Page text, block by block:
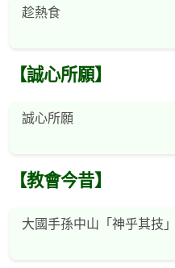
趁熱食
【誠心所願】
誠心所願
【教會今昔】
大國手孫中山「神乎其技」